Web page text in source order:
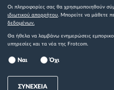
Οι πληροφορίες σας θα χρησιμοποιηθούν
ιδιωτικού απορρήτου . Μπορείτε να μάθετε
δεδομένων.
Θα ήθελα να λαμβάνω ενημερώσεις
υπηρεσίες και τα νέα της Frotcom.
Ναι Όχι
ΣΥΝΕΧΕΙΑ